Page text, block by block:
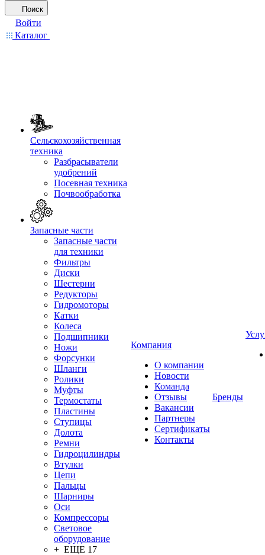
Поиск
Войти
Каталог
Сельскохозяйственная
техника
Разбрасыватели
удобрений
Посевная техника
Почвообработка
Запасные части
Запасные части
для техники
Фильтры
Диски
Шестерни
Редукторы
Гидромоторы
Катки
Колеса
Подшипники
Ножи
Форсунки
Шланги
Ролики
Муфты
Термостаты
Пластины
Ступицы
Долота
Ремни
Гидроцилиндры
Втулки
Цепи
Пальцы
Шарниры
Оси
Компрессоры
Световое
оборудование
+ ЕЩЕ 17
Компания
О компании
Новости
Команда
Отзывы
Вакансии
Партнеры
Сертификаты
Контакты
Бренды